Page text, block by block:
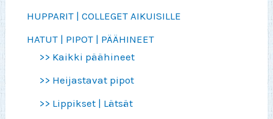
HUPPARIT | COLLEGET AIKUISILLE
HATUT | PIPOT | PÄÄHINEET
>> Kaikki päähineet
>> Heijastavat pipot
>> Lippikset | Lätsät